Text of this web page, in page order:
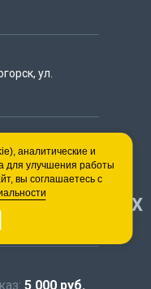
ул.
25
35
5 000 руб.
НАВЕРХ
аналитические и
для улучшения работы
вы соглашаетесь с